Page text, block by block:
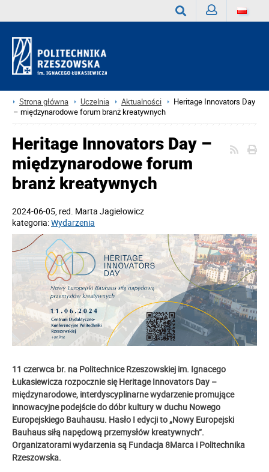
Strona główna Uczelnia Aktualności
Heritage Innovators Day
– międzynarodowe forum branż kreatywnych
Heritage Innovators Day –
międzynarodowe forum
branż kreatywnych
2024-06-05, red. Marta Jagiełowicz
kategoria:Wydarzenia
11 czerwca br. na Politechnice Rzeszowskiej im. Ignacego
Łukasiewicza rozpocznie się Heritage Innovators Day –
międzynarodowe, interdyscyplinarne wydarzenie promujące
innowacyjne podejście do dóbr kultury w duchu Nowego
Europejskiego Bauhausu. Hasło I edycji to „Nowy Europejski
Bauhaus siłą napędową przemysłów kreatywnych”.
Organizatorami wydarzenia są Fundacja 8Marca i Politechnika
Rzeszowska.